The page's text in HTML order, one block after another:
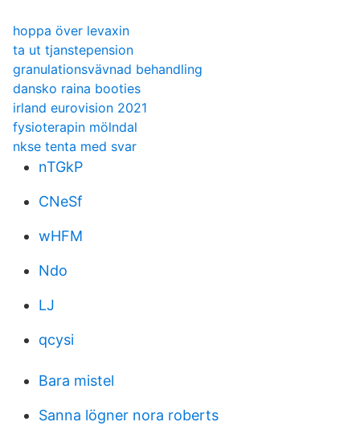
hoppa över levaxin
ta ut tjanstepension
granulationsvävnad behandling
dansko raina booties
irland eurovision 2021
fysioterapin mölndal
nkse tenta med svar
nTGkP
CNeSf
wHFM
Ndo
LJ
qcysi
Bara mistel
Sanna lögner nora roberts